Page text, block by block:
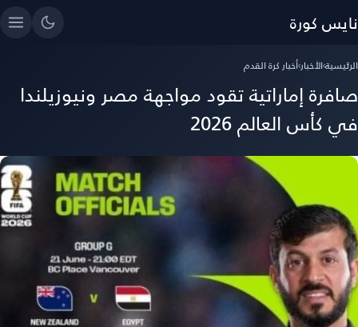
نايس كورة
الرئيسية›الأخبار›أخبار كرة القدم
صافرة إماراتية تقود مواجهة مصر ونيوزيلندا
في كأس العالم 2026